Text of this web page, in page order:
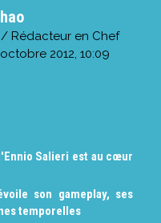
Rédacteur en Chef
2012, 10:09
Salieri est au cœur
son gameplay, ses
temporelles